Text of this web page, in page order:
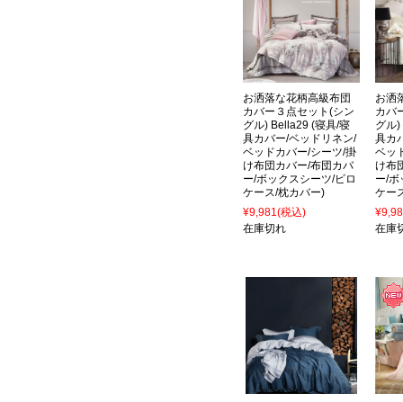
お洒落な花柄高級布団
カバー３点セット(シン
グル) Bella29 (寝具/寝
具カバー/ベッドリネン/
ベッドカバー/シーツ/掛
け布団カバー/布団カバ
ー/ボックスシーツ/ピロ
ケース/枕カバー)
¥9,981(税込)
在庫切れ
お洒
カバ
グル
具カ
ベッ
け布
ー/ボ
ケー
在庫